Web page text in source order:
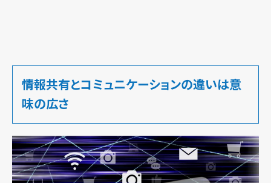
情報共有とコミュニケーションの違いは意
味の広さ